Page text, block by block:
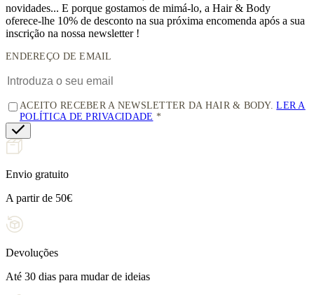
novidades... E porque gostamos de mimá-lo, a Hair & Body
oferece-lhe 10% de desconto na sua próxima encomenda após a sua
inscrição na nossa newsletter !
ENDEREÇO DE EMAIL
ACEITO RECEBER A NEWSLETTER DA HAIR & BODY.LER A
POLÍTICA DE PRIVACIDADE
Envio gratuito
A partir de 50€
Devoluções
Até 30 dias para mudar de ideias